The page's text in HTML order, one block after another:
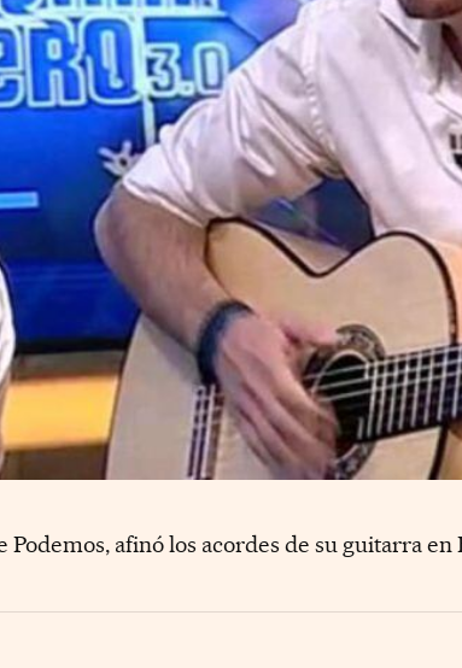
Podemos, afinó los acordes de su guitarra